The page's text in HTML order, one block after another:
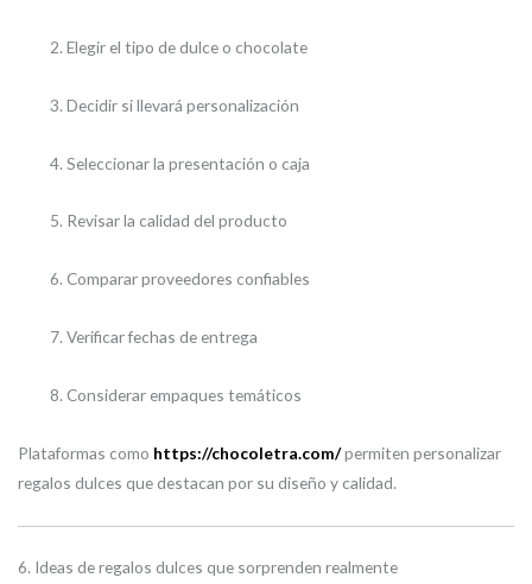
Elegir el tipo de dulce o chocolate
Decidir si llevará personalización
Seleccionar la presentación o caja
Revisar la calidad del producto
Comparar proveedores confiables
Verificar fechas de entrega
Considerar empaques temáticos
Plataformas como https://chocoletra.com/permiten personalizar
regalos dulces que destacan por su diseño y calidad.
6. Ideas de regalos dulces que sorprenden realmente